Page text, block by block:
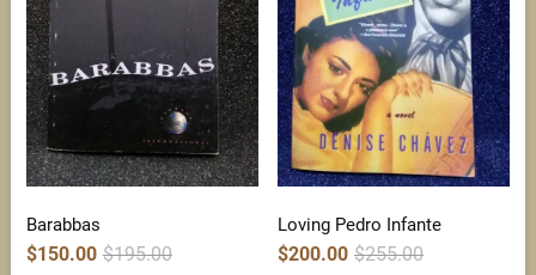
Barabbas
$195.00Original
$150.00
Current
Loving Pedro Infante
$255.00Original
$200.00
Current